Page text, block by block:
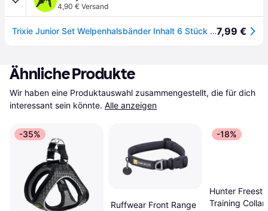
4,90 € Versand
Trixie Junior Set Welpenhalsbänder Inhalt 6 Stück M-L7,99 €
Ähnliche Produkte
Wir haben eine Produktauswahl zusammengestellt, die für dich
interessant sein könnte. Alle anzeigen
-35%
Ruffwear Front Range
-18%
Hunter
Training Collar